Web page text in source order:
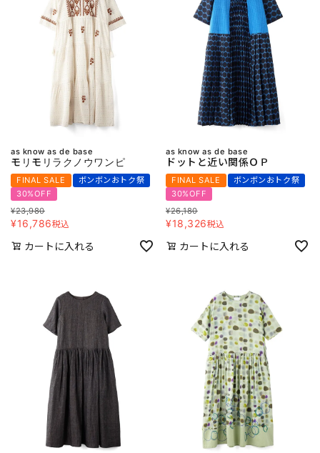
as know as de base
モリモリラクノウワンピ
FINAL SALE
ボンボンおトク祭
30%OFF
¥23,980
¥16,786税込
カートに入れる
as know as de base
ドットと近い関係ＯＰ
FINAL SALE
ボンボンおトク祭
30%OFF
¥26,180
¥18,326税込
カートに入れる